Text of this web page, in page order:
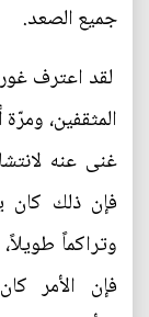
جميع الصعد.
لقد اعترف
المثقفين،
غنى عنه
فإن ذلك كان
وتراكماً
فإن الأمر